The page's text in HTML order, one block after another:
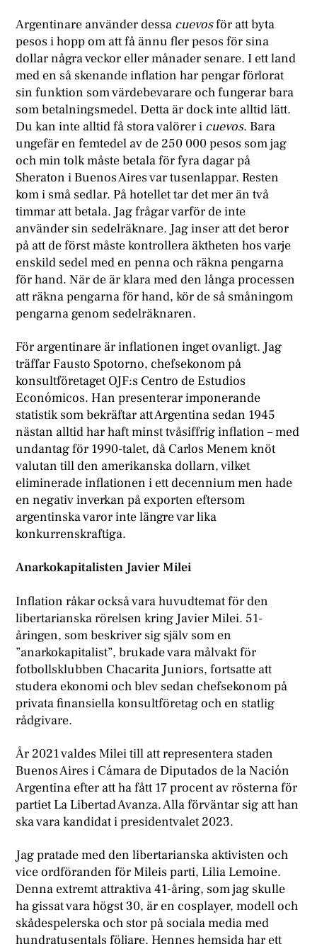
Argentinare använder dessa cuevosför att byta
pesos i hopp om att få ännu fler pesos för sina
dollar några veckor eller månader senare. I ett land
med en så skenande inflation har pengar förlorat
sin funktion som värdebevarare och fungerar bara
som betalningsmedel. Detta är dock inte alltid lätt.
Du kan inte alltid få stora valörer i cuevos. Bara
ungefär en femtedel av de 250 000 pesos som jag
och min tolk måste betala för fyra dagar på
Sheraton i Buenos Aires var tusenlappar. Resten
kom i små sedlar. På hotellet tar det mer än två
timmar att betala. Jag frågar varför de inte
använder sin sedelräknare. Jag inser att det beror
på att de först måste kontrollera äktheten hos varje
enskild sedel med en penna och räkna pengarna
för hand. När de är klara med den långa processen
att räkna pengarna för hand, kör de så småningom
pengarna genom sedelräknaren.
För argentinare är inflationen inget ovanligt. Jag
träffar Fausto Spotorno, chefsekonom på
konsultföretaget OJF:s Centro de Estudios
Económicos. Han presenterar imponerande
statistik som bekräftar att Argentina sedan 1945
nästan alltid har haft minst tvåsiffrig inflation – med
undantag för 1990-talet, då Carlos Menem knöt
valutan till den amerikanska dollarn, vilket
eliminerade inflationen i ett decennium men hade
en negativ inverkan på exporten eftersom
argentinska varor inte längre var lika
konkurrenskraftiga.
Anarkokapitalisten Javier Milei
Inflation råkar också vara huvudtemat för den
libertarianska rörelsen kring Javier Milei. 51-
åringen, som beskriver sig själv som en
”anarkokapitalist”, brukade vara målvakt för
fotbollsklubben Chacarita Juniors, fortsatte att
studera ekonomi och blev sedan chefsekonom på
privata finansiella konsultföretag och en statlig
rådgivare.
År 2021 valdes Milei till att representera staden
Buenos Aires i Cámara de Diputados de la Nación
Argentina efter att ha fått 17 procent av rösterna för
partiet La Libertad Avanza. Alla förväntar sig att han
ska vara kandidat i presidentvalet 2023.
Jag pratade med den libertarianska aktivisten och
vice ordföranden för Mileis parti, Lilia Lemoine.
Denna extremt attraktiva 41-åring, som jag skulle
ha gissat vara högst 30, är en cosplayer, modell och
skådespelerska och stor på sociala media med
hundratusentals följare. Hennes hemsida har ett